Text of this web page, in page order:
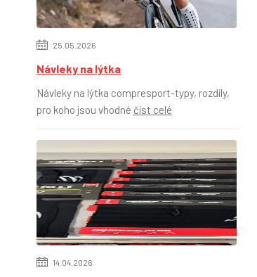
25.05.2026
Návleky na lýtka
Návleky na lýtka compresport-typy, rozdíly,
pro koho jsou vhodné číst celé
14.04.2026